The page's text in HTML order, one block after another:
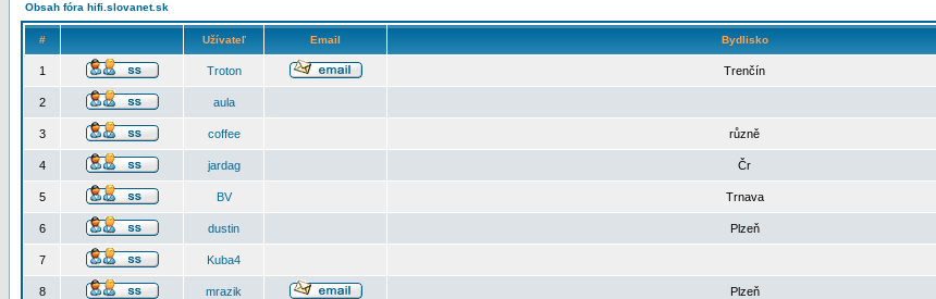
Obsah fóra hifi.slovanet.sk
# Užívateľ Email Bydlisko
1 Troton Trenčín
2 aula
3 coffee různě
4 jardag Čr
5 BV Trnava
6 dustin Plzeň
7 Kuba4
8 mrazik Plzeň